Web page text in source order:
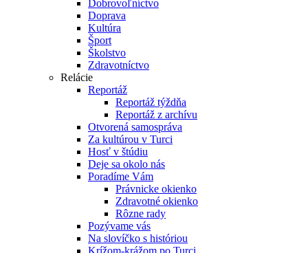
Dobrovoľníctvo
Doprava
Kultúra
Šport
Školstvo
Zdravotníctvo
Relácie
Reportáž
Reportáž týždňa
Reportáž z archívu
Otvorená samospráva
Za kultúrou v Turci
Hosť v štúdiu
Deje sa okolo nás
Poradíme Vám
Právnicke okienko
Zdravotné okienko
Rôzne rady
Pozývame vás
Na slovíčko s históriou
Krížom-krážom po Turci